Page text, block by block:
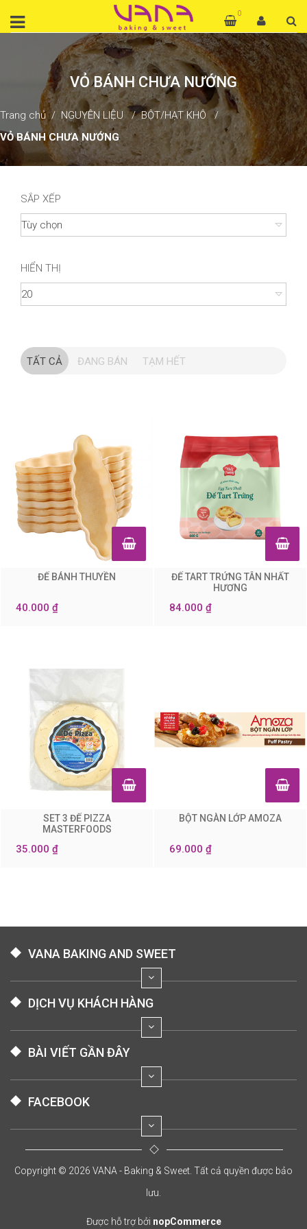
0
VỎ BÁNH CHƯA NƯỚNG
Trang chủ NGUYÊN LIỆU
BỘT/HẠT KHÔ
VỎ BÁNH CHƯA NƯỚNG
SẮP XẾP
HIỂN THỊ
TẤT CẢ ĐANG BÁN TẠM HẾT
ĐẾ BÁNH THUYỀN
40.000 ₫
ĐẾ TART TRỨNG TÂN NHẤT
HƯƠNG
84.000 ₫
SET 3 ĐẾ PIZZA
MASTERFOODS
35.000 ₫
BỘT NGÀN LỚP AMOZA
69.000 ₫
VANA BAKING AND SWEET
DỊCH VỤ KHÁCH HÀNG
BÀI VIẾT GẦN ĐÂY
FACEBOOK
Copyright © 2026 VANA - Baking & Sweet. Tất cả quyền được bảo
lưu.
Được hỗ trợ bởi nopCommerce